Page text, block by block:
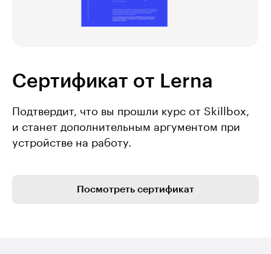
Сертификат от Lerna
Подтвердит, что вы прошли курс от Skillbox,
и станет дополнительным аргументом при
устройстве на работу.
Посмотреть сертификат